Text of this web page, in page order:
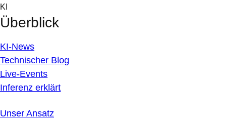
Skip
to
content
KI
Überblick
KI-News
Technischer Blog
Live-Events
Inferenz erklärt
Unser Ansatz